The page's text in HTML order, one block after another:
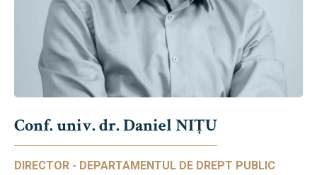
Conf. univ. dr. Daniel NIŢU
DIRECTOR - DEPARTAMENTUL DE DREPT PUBLIC